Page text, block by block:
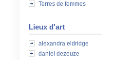
Terres de femmes
Lieux d'art
alexandra eldridge
daniel dezeuze